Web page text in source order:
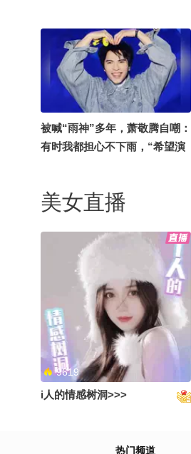
被喊“雨神”多年，萧敬腾自嘲：
有时我都担心不下雨，“希望演
丈夫与他人办假结婚证做试管婴
儿，声称已销毁胚胎 妻子：不
知情，“感情和家庭都没了 希望
用仅存配偶身份，让大家关注医
院不检查结婚证真伪乱象”
美女直播
9619
i人的情感树洞>>>
热门频道